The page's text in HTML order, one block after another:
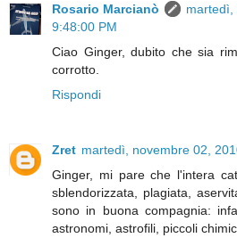
Rosario Marcianò
martedì,
9:48:00 PM
Ciao Ginger, dubito che sia
corrotto.
Rispondi
Zret martedì, novembre 02,
Ginger, mi pare che l'intera
sblendorizzata, plagiata,
sono in buona compagnia:
astronomi, astrofili, piccoli